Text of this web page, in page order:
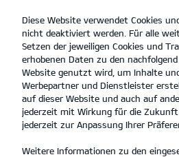
open
menu
Diese Website verwendet Cookies
nicht deaktiviert werden. Für alle
Setzen der jeweiligen Cookies und
erhobenen Daten zu den
Website genutzt wird, um Inhalte
Werbepartner und Dienstleister
auf dieser Website und auch auf
jederzeit mit Wirkung für die Zukunft
jederzeit zur Anpassung Ihrer
Weitere Informationen zu den